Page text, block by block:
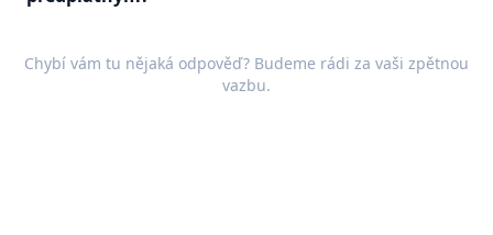
Chybí vám tu nějaká odpověď? Budeme rádi za vaši zpětnou
vazbu.